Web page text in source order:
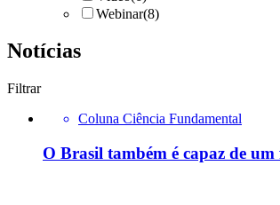
Webinar(8)
Notícias
Filtrar
Coluna Ciência Fundamental
O Brasil também é capaz de um